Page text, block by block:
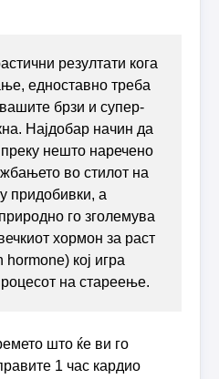
резултати кога
едноставно треба
брзи и супер-
Најдобар начин да
нешто наречено
во стилот на
придобивки, а
го зголемува
хормон за раст
кој игра
на стареење.
што ќе ви го
1 час кардио